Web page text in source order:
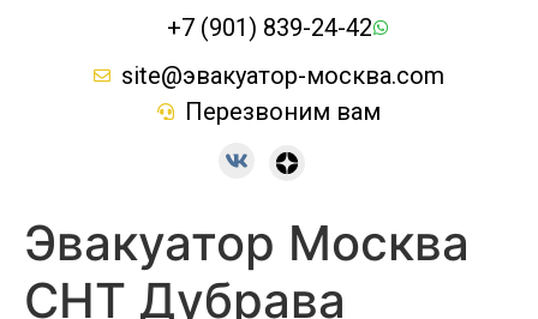
+7 (901) 839-24-42
site@эвакуатор-москва.com
Перезвоним вам
Эвакуатор Москва
СНТ Дубрава